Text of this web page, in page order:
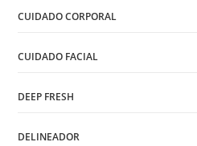
CUIDADO CORPORAL
CUIDADO FACIAL
DEEP FRESH
DELINEADOR